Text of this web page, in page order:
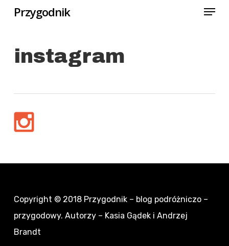
Skip
content
Przygodnik Menu
instagram
Copyright © 2018 Przygodnik – blog podróżniczo –
przygodowy. Autorzy – Kasia Gądek i Andrzej
Brandt